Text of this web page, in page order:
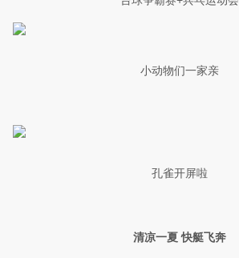
小动物们一家亲
孔雀开屏啦
清凉一夏 快艇飞奔